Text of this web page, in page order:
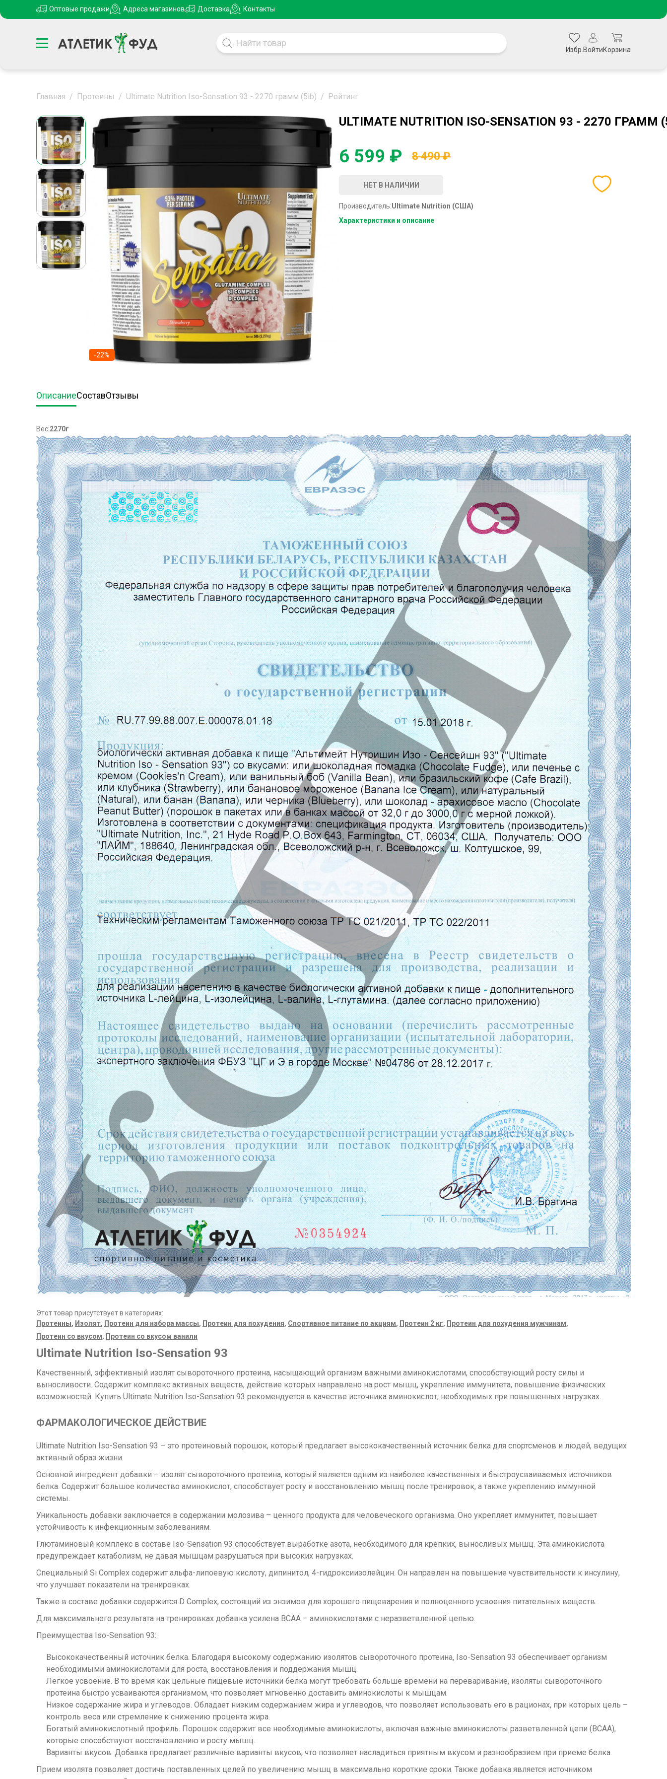
Оптовые продажи Адреса магазинов Доставка Контакты
Избр. ВойтиКорзина
Главная / Протеины / Ultimate Nutrition Iso-Sensation 93 - 2270 грамм (5lb) / Рейтинг
-22%
ULTIMATE NUTRITION ISO-SENSATION 93 - 2270 ГРАММ
6 599 ₽ 8 490 ₽
НЕТ В НАЛИЧИИ
Производитель:Ultimate Nutrition (США)
Характеристики и описание
Описание
Вес:2270г
Этот товар присутствует в категориях:
Протеины, Изолят, Протеин для набора массы, Протеин для похудения, Спортивное питание по акциям, Протеин 2 кг, Протеин для похудения мужчинам,
Протеин со вкусом, Протеин со вкусом ванили
Ultimate Nutrition Iso-Sensation 93
Качественный, эффективный изолят сывороточного протеина, насыщающий организм важными аминокислотами, способствующий росту силы и
выносливости. Содержит комплекс активных веществ, действие которых направлено на рост мышц, укрепление иммунитета, повышение физических
возможностей. Купить Ultimate Nutrition Iso-Sensation 93 рекомендуется в качестве источника аминокислот, необходимых при повышенных нагрузках.
ФАРМАКОЛОГИЧЕСКОЕ ДЕЙСТВИЕ
Ultimate Nutrition Iso-Sensation 93 – это протеиновый порошок, который предлагает высококачественный источник белка для спортсменов и людей, ведущих
активный образ жизни.
Основной ингредиент добавки – изолят сывороточного протеина, который является одним из наиболее качественных и быстроусваиваемых источников
белка. Содержит большое количество аминокислот, способствует росту и восстановлению мышц после тренировок, а также укреплению иммунной
системы.
Уникальность добавки заключается в содержании молозива – ценного продукта для человеческого организма. Оно укрепляет иммунитет, повышает
устойчивость к инфекционным заболеваниям.
Глютаминовый комплекс в составе Iso-Sensation 93 способствует выработке азота, необходимого для крепких, выносливых мышц. Эта аминокислота
предупреждает катаболизм, не давая мышцам разрушаться при высоких нагрузках.
Специальный Si Complex содержит альфа-липоевую кислоту, дипинитол, 4-гидроксиизолейцин. Он направлен на повышение чувствительности к инсулину,
что улучшает показатели на тренировках.
Также в составе добавки содержится D Complex, состоящий из энзимов для хорошего пищеварения и полноценного усвоения питательных веществ.
Для максимального результата на тренировках добавка усилена BCAA – аминокислотами с неразветвленной цепью.
Преимущества Iso-Sensation 93:
Высококачественный источник белка. Благодаря высокому содержанию изолятов сывороточного протеина, Iso-Sensation 93 обеспечивает организм
необходимыми аминокислотами для роста, восстановления и поддержания мышц.
Легкое усвоение. В то время как цельные пищевые источники белка могут требовать больше времени на переваривание, изоляты сывороточного
протеина быстро усваиваются организмом, что позволяет мгновенно доставить аминокислоты к мышцам.
Низкое содержание жира и углеводов. Обладает низким содержанием жира и углеводов, что позволяет использовать его в рационах, при которых цель –
контроль веса или стремление к снижению процента жира.
Богатый аминокислотный профиль. Порошок содержит все необходимые аминокислоты, включая важные аминокислоты разветвленной цепи (BCAA),
которые способствуют восстановлению и росту мышц.
Варианты вкусов. Добавка предлагает различные варианты вкусов, что позволяет насладиться приятным вкусом и разнообразием при приеме белка.
Прием изолята позволяет достичь поставленных целей по увеличению мышц в максимально короткие сроки. Также добавка является источником
СоставОтзывы